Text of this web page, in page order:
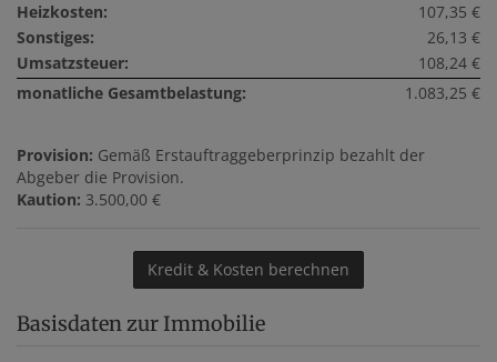
Heizkosten:
107,35 €
Sonstiges:
26,13 €
Umsatzsteuer:
108,24 €
monatliche Gesamtbelastung:
1.083,25 €
Provision: Gemäß Erstauftraggeberprinzip bezahlt der
Abgeber die Provision.
Kaution: 3.500,00 €
Kredit & Kosten berechnen
Basisdaten zur Immobilie